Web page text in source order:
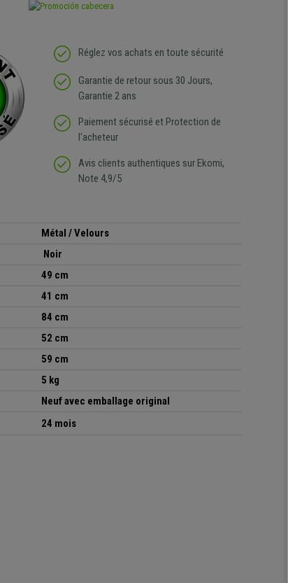
Réglez vos achats en toute sécurité
Garantie de retour sous 30 Jours,
Garantie 2 ans
Paiement sécurisé et Protection de
l'acheteur
Avis clients authentiques sur Ekomi,
Note 4,9/5
Métal / Velours
Noir
49 cm
41 cm
84 cm
52 cm
59 cm
5 kg
Neuf avec emballage original
24 mois